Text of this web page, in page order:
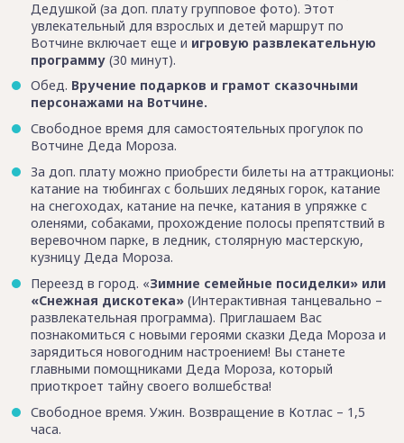
Дедушкой (за доп. плату групповое фото). Этот
увлекательный для взрослых и детей маршрут по
Вотчине включает еще и игровую развлекательную
программу (30 минут).
Обед. Вручение подарков и грамот сказочными
персонажами на Вотчине.
Свободное время для самостоятельных прогулок по
Вотчине Деда Мороза.
За доп. плату можно приобрести билеты на аттракционы:
катание на тюбингах с больших ледяных горок, катание
на снегоходах, катание на печке, катания в упряжке с
оленями, собаками, прохождение полосы препятствий в
веревочном парке, в ледник, столярную мастерскую,
кузницу Деда Мороза.
Переезд в город. «Зимние семейные посиделки» или
«Снежная дискотека» (Интерактивная танцевально –
развлекательная программа). Приглашаем Вас
познакомиться с новыми героями сказки Деда Мороза и
зарядиться новогодним настроением! Вы станете
главными помощниками Деда Мороза, который
приоткроет тайну своего волшебства!
Свободное время. Ужин. Возвращение в Котлас – 1,5
часа.